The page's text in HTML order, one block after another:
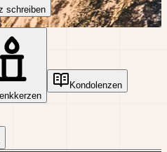
schreiben
Kondolenzen